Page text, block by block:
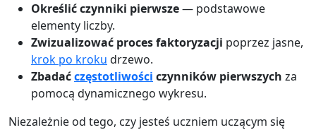
Określić czynniki pierwsze— podstawowe
elementy liczby.
Zwizualizować proces faktoryzacji poprzez jasne,
krok po kroku drzewo.
Zbadaćczęstotliwości czynników pierwszych za
pomocą dynamicznego wykresu.
Niezależnie od tego, czy jesteś uczniem uczącym się